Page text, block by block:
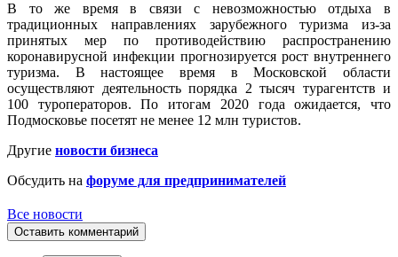
В то же время в связи с невозможностью отдыха в
традиционных направлениях зарубежного туризма из-за
принятых мер по противодействию распространению
коронавирусной инфекции прогнозируется рост внутреннего
туризма. В настоящее время в Московской области
осуществляют деятельность порядка 2 тысяч турагентств и
100 туроператоров. По итогам 2020 года ожидается, что
Подмосковье посетят не менее 12 млн туристов.
Другие новости бизнеса
Обсудить на форуме для предпринимателей
Все новости
Оставить комментарий